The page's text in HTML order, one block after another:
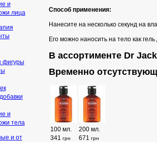
Способ применения:
Нанесите на несколько секунд на
Его можно наносить на тело как
В ассортименте Dr
Временно
100 мл.
341 грн
200 мл.
671 грн
и
лица
фигуры
и
тела
и от